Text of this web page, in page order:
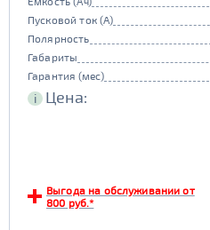
Пусковой ток (А)
Полярность
Габариты
Гарантия (мес)
i Цена:
Выгода на обслуживании от
800 руб.*